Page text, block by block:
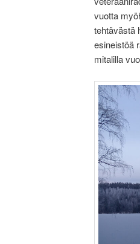
vuotta
tehtävästä
esineistöä
mitalilla